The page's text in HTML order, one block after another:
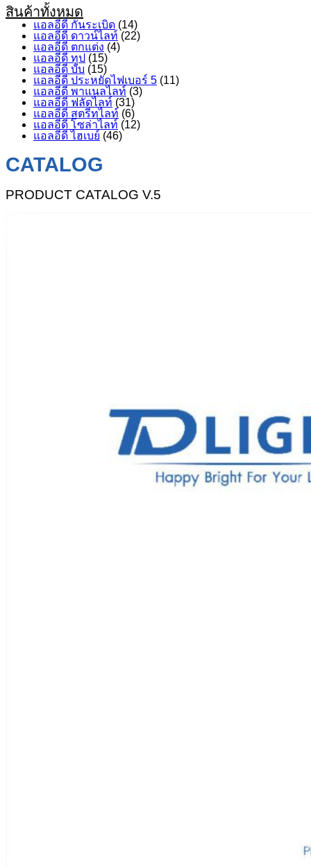
สินค้าทั้งหมด
แอลอีดี กันระเบิด (14)
แอลอีดี ดาวน์ไลท์ (22)
แอลอีดี ตกแต่ง (4)
แอลอีดี ทูป (15)
แอลอีดี บับ (15)
แอลอีดี ประหยัดไฟเบอร์ 5 (11)
แอลอีดี พาแนลไลท์ (3)
แอลอีดี ฟลัดไลท์ (31)
แอลอีดี สตรีทไลท์ (6)
แอลอีดี โซล่าไลท์ (12)
แอลอีดี ไฮเบย์ (46)
CATALOG
PRODUCT CATALOG V.5